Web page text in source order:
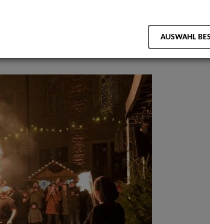
Shows, Straßenshows / Outdoor
AUSWAHL